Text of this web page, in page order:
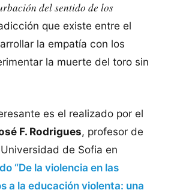
del sentido de los
que existe entre el
la empatía con los
la muerte del toro sin
es el realizado por el
F. Rodrigues, profesor de
de Sofia en
“De la violencia en las
a la educación violenta: una